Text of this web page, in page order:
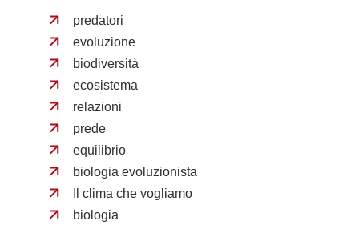
predatori
evoluzione
biodiversità
ecosistema
relazioni
prede
equilibrio
biologia evoluzionista
Il clima che vogliamo
biologia